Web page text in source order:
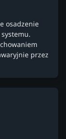
osadzenie
przez